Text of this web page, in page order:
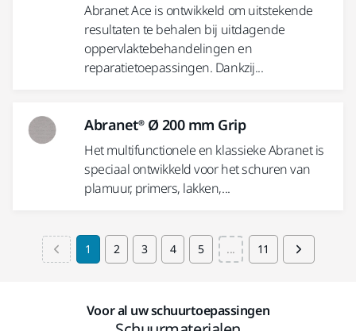
Abranet Ace is ontwikkeld om uitstekende
resultaten te behalen bij uitdagende
oppervlaktebehandelingen en
reparatietoepassingen. Dankzij...
Abranet® Ø 200 mm Grip
Het multifunctionele en klassieke Abranet is
speciaal ontwikkeld voor het schuren van
plamuur, primers, lakken,...
1 2 3 4 5 ... 11
Voor al uw schuurtoepassingen